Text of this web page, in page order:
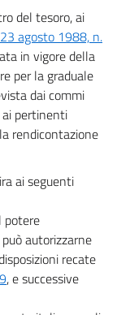
del tesoro, ai
agosto 1988, n.
in vigore della
per la graduale
dai commi
pertinenti
rendicontazione
ai seguenti
potere
autorizzarne
recate
, e successive